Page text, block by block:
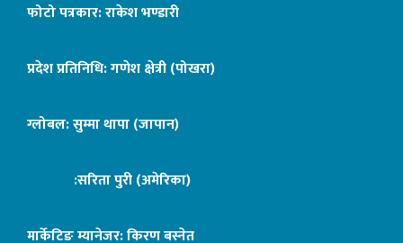
फोटो पत्रकार: राकेश भण्डारी
प्रदेश प्रतिनिधि: गणेश क्षेत्री (पोखरा)
ग्लोबल: सुम्मा थापा (जापान)
:सरिता पुरी (अमेरिका)
मार्केटिङ म्यानेजर: किरण बस्नेत